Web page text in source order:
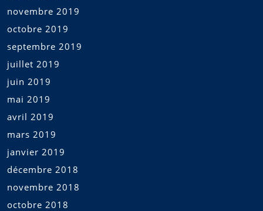
novembre 2019
octobre 2019
septembre 2019
juillet 2019
juin 2019
mai 2019
avril 2019
mars 2019
janvier 2019
décembre 2018
novembre 2018
octobre 2018